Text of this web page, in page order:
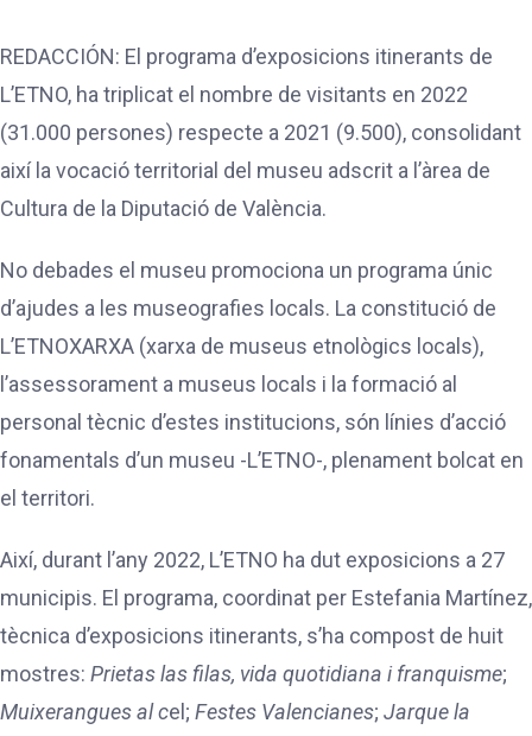
REDACCIÓN: El programa d’exposicions itinerants de
L’ETNO, ha triplicat el nombre de visitants en 2022
(31.000 persones) respecte a 2021 (9.500), consolidant
així la vocació territorial del museu adscrit a l’àrea de
Cultura de la Diputació de València.
No debades el museu promociona un programa únic
d’ajudes a les museografies locals. La constitució de
L’ETNOXARXA (xarxa de museus etnològics locals),
l’assessorament a museus locals i la formació al
personal tècnic d’estes institucions, són línies d’acció
fonamentals d’un museu -L’ETNO-, plenament bolcat en
el territori.
Així, durant l’any 2022, L’ETNO ha dut exposicions a 27
municipis. El programa, coordinat per Estefania Martínez,
tècnica d’exposicions itinerants, s’ha compost de huit
mostres: Prietas las filas, vida quotidiana i franquisme;
Muixerangues al cel; Festes Valencianes; Jarque la